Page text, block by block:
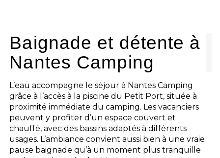
Baignade et détente à
Nantes Camping
L’eau accompagne le séjour à Nantes Camping
grâce à l’accès à la piscine du Petit Port, située à
proximité immédiate du camping. Les vacanciers
peuvent y profiter d’un espace couvert et
chauffé, avec des bassins adaptés à différents
usages. L’ambiance convient aussi bien à une vraie
pause baignade qu’à un moment plus tranquille